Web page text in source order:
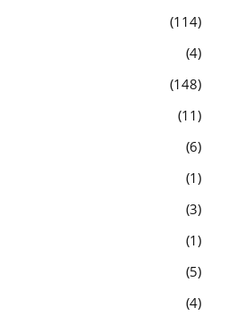
114
4
148
11
6
1
3
1
5
4